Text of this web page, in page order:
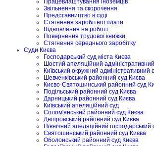
Працевлаштування іноземців
Звільнення та скорочення
Представництво в суді
Стягнення заробітної плати
Відновлення на роботі
Повернення трудової книжки
Стягнення середнього заробітку
Суди Києва
Господарський суд міста Києва
Шостий апеляційний
Київський окружний адміністративний
Шевченківський районний суд Києва
Києво-Святошинський районний суд
Подільський районний суд Києва
Дарницький районний суд Києва
Київський апеляційний суд
Солом'янський районний суд Києва
Дніпровський районний суд Києва
Північний апеляційний господарський
Святошинський районний суд Києва
Оболонський районний суд Києва